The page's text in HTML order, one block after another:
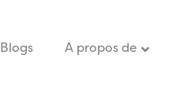
Blogs A propos de